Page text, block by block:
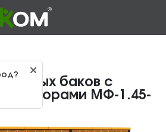
баков с
опорами МФ-1.45-